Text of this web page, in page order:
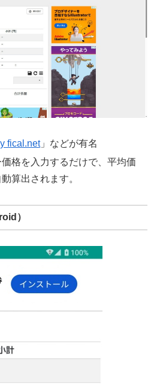
fical.net」などが有名
格を入力するだけで、平均価
算出されます。
）